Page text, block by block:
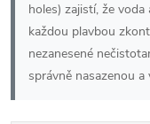
holes) zajistí, že
každou plavbou
nezanesené
správně nasazenou